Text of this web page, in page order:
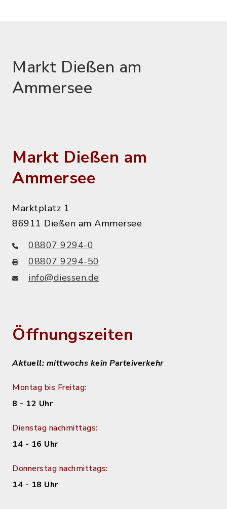
Markt Dießen am
Ammersee
Markt Dießen am
Ammersee
Marktplatz 1
86911 Dießen am Ammersee
08807 9294-0
08807 9294-50
info@diessen.de
Öffnungszeiten
Aktuell: mittwochs kein Parteiverkehr
Montag bis Freitag:
8 - 12 Uhr
Dienstag nachmittags:
14 - 16 Uhr
Donnerstag nachmittags:
14 - 18 Uhr